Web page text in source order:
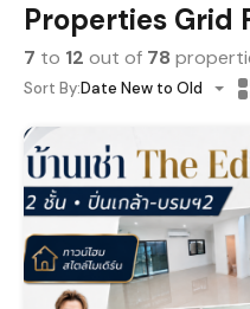
Properties Grid
7 to 12 out of 78
Sort By:Date New to Old